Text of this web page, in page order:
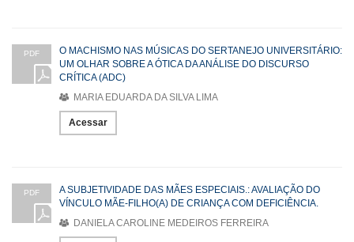
PDF
O MACHISMO NAS MÚSICAS DO SERTANEJO UNIVERSITÁRIO:
UM OLHAR SOBRE A ÓTICA DA ANÁLISE DO DISCURSO
CRÍTICA (ADC)
MARIA EDUARDA DA SILVA LIMA
Acessar
PDF
A SUBJETIVIDADE DAS MÃES ESPECIAIS.: AVALIAÇÃO DO
VÍNCULO MÃE-FILHO(A) DE CRIANÇA COM DEFICIÊNCIA.
DANIELA CAROLINE MEDEIROS FERREIRA